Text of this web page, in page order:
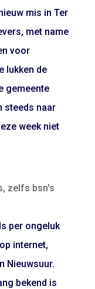
mis in Ter
met name
voor
lukken de
gemeente
steeds naar
week niet
zelfs bsn's
per ongeluk
internet,
Nieuwsuur.
bekend is